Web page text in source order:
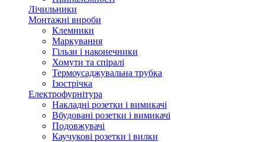
Лічильники
Монтажні вироби
Клемники
Маркування
Гільзи і наконечники
Хомути та спіралі
Термоусаджувальна трубка
Ізострічка
Електрофурнітура
Накладні розетки і вимикачі
Вбудовані розетки і вимикачі
Подовжувачі
Каучукові розетки і вилки